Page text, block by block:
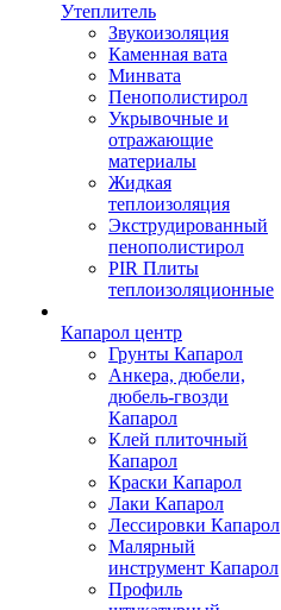
Утеплитель
Звукоизоляция
Каменная вата
Минвата
Пенополистирол
Укрывочные и
отражающие
материалы
Жидкая
теплоизоляция
Экструдированный
пенополистирол
PIR Плиты
теплоизоляционные
Капарол центр
Грунты Капарол
Анкера, дюбели,
дюбель-гвозди
Капарол
Клей плиточный
Капарол
Краски Капарол
Лаки Капарол
Лессировки Капарол
Малярный
инструмент Капарол
Профиль